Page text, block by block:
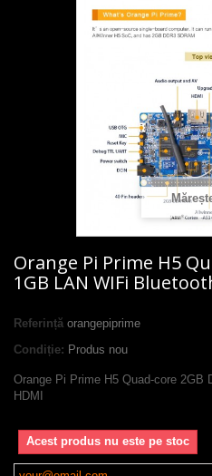
Orange Pi Prime H5
1GB LAN WIFi
Referință orangepiprime
Condiție: Produs nou
Orange Pi Prime H5 Quad-core 2GB
HDMI
Acest produs nu este pe stoc